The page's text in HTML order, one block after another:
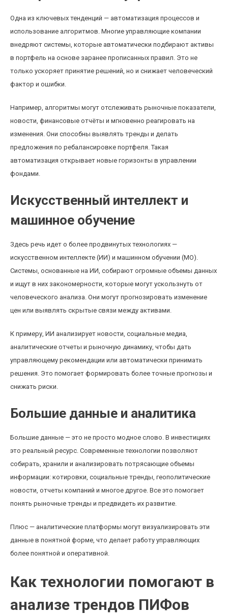
Одна из ключевых тенденций — автоматизация процессов и
использование алгоритмов. Многие управляющие компании
внедряют системы, которые автоматически подбирают активы
в портфель на основе заранее прописанных правил. Это не
только ускоряет принятие решений, но и снижает человеческий
фактор и ошибки.
Например, алгоритмы могут отслеживать рыночные показатели,
новости, финансовые отчёты и мгновенно реагировать на
изменения. Они способны выявлять тренды и делать
предложения по ребалансировке портфеля. Такая
автоматизация открывает новые горизонты в управлении
фондами.
Искусственный интеллект и
машинное обучение
Здесь речь идет о более продвинутых технологиях —
искусственном интеллекте (ИИ) и машинном обучении (МО).
Системы, основанные на ИИ, собирают огромные объемы данных
и ищут в них закономерности, которые могут ускользнуть от
человеческого анализа. Они могут прогнозировать изменение
цен или выявлять скрытые связи между активами.
К примеру, ИИ анализирует новости, социальные медиа,
аналитические отчеты и рыночную динамику, чтобы дать
управляющему рекомендации или автоматически принимать
решения. Это помогает формировать более точные прогнозы и
снижать риски.
Большие данные и аналитика
Большие данные — это не просто модное слово. В инвестициях
это реальный ресурс. Современные технологии позволяют
собирать, хранили и анализировать потрясающие объемы
информации: котировки, социальные тренды, геополитические
новости, отчеты компаний и многое другое. Все это помогает
понять рыночные тренды и предвидеть их развитие.
Плюс — аналитические платформы могут визуализировать эти
данные в понятной форме, что делает работу управляющих
более понятной и оперативной.
Как технологии помогают в
анализе трендов ПИФов